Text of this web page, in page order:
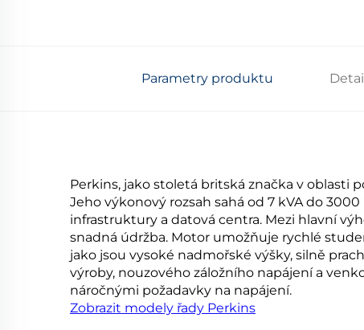
Parametry produktu
Perkins, jako stoletá britská značka v oblasti
Jeho výkonový rozsah sahá od 7 kVA do
infrastruktury a datová centra. Mezi hlavní
snadná údržba. Motor umožňuje rychlé
jako jsou vysoké nadmořské výšky, silně
výroby, nouzového záložního napájení a
náročnými požadavky na napájení.
Zobrazit modely řady Perkins